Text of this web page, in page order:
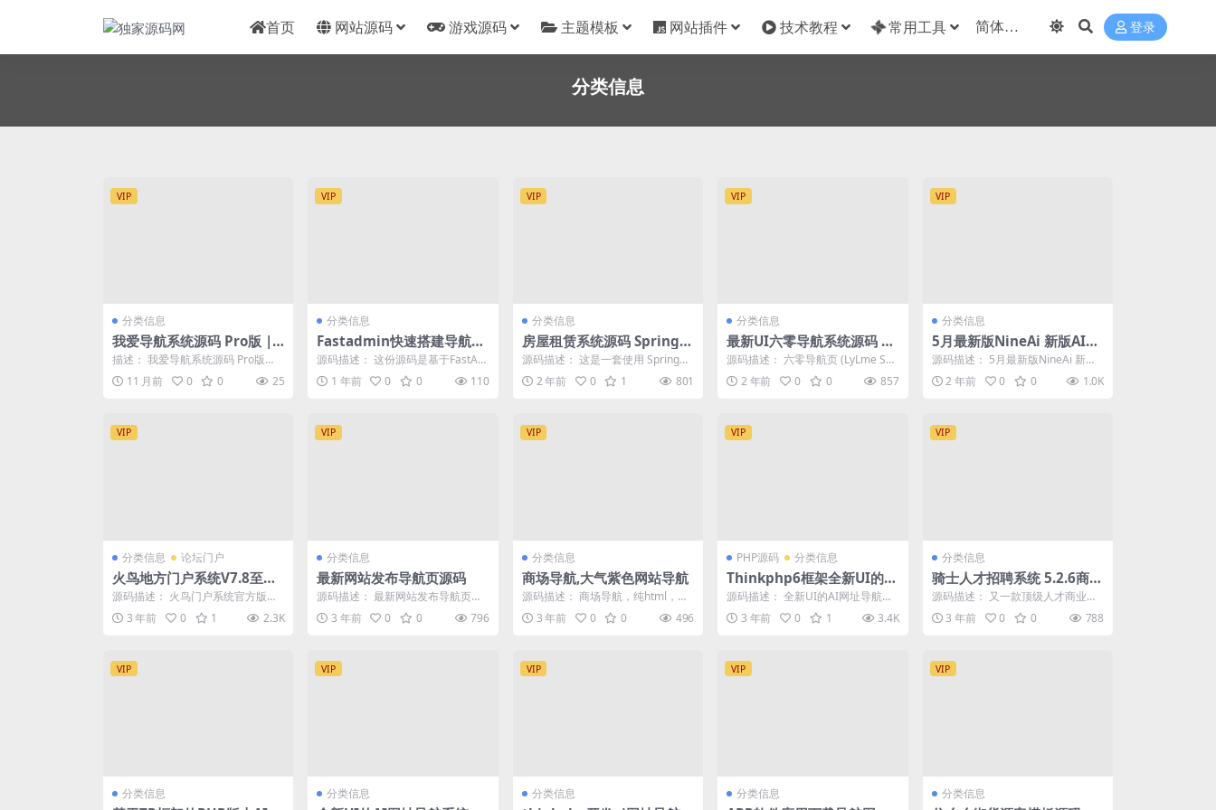
首页 网站源码 游戏源码 主题模板 网站插件 技术教程 常用工具 登录
分类信息
VIP
分类信息
我爱导航系统源码 Pro版 |
网址导航系统 二次开发美化
描述： 我爱导航系统源码 Pro版
| 网址导航系统 二次开发美化 基于
Sit...11 月前 0 0 25
VIP
分类信息
Fastadmin快速搭建导航站
和API接口站点系统
源码描述： 这份源码是基于FastAd
min框架制作的，不仅可以快速搭建
漂亮的导...
1 年前 0 0 110
VIP
分类信息
房屋租赁系统源码 SpringB
oot + Vue 实现全功能解析
源码描述： 这是一套使用 SpringBo
ot 与 Vue 开发的房屋租赁系统源...
2 年前 0 1 801
VIP
分类信息
最新UI六零导航系统源码 |
多模版全开源
源码描述： 六零导航页 (LyLme Spa
ge) 致力于简洁高效无广告的上网
导...2 年前 0 0 857
VIP
分类信息
5月最新版NineAi 新版AI系
统网站源码
源码描述： 5月最新版NineAi 新版A
I系统网站源码， Nine AI.Ch...
2 年前 0 0 1.0K
VIP
分类信息 论坛门户
火鸟地方门户系统V7.8至尊
版免授权+小程序前端+安卓
+IOSAPP源码（稳定版）
源码描述： 火鸟门户系统官方版是
一款专业强大的区域互联网运营平
台的成品建站系统。...
3 年前 0 1 2.3K
VIP
分类信息
最新网站发布导航页源码
源码描述： 最新网站发布导航页源
码 适合做自己的导航页面 相关信息
修改index...
3 年前 0 0 796
VIP
分类信息
商场导航,大气紫色网站导航
源码描述： 商场导航，纯html，上
传虚拟主机或服务器即可使用，自
己替换里面的图...
3 年前 0 0 496
VIP
PHP源码 分类信息
Thinkphp6框架全新UI的AI
网址导航系统源码
源码描述： 全新UI的AI网址导航系
统源码，基于thinkphp6框架开发的
A...3 年前 0 1 3.4K
VIP
分类信息
骑士人才招聘系统 5.2.6商业
版带全部26个插件 可封装a
pp带全部运营和开发手册
源码描述： 又一款顶级人才商业系
统源码，可以在线升级，带全部26
个商业插件，至此...
3 年前 0 0 788
VIP
分类信息
VIP
分类信息
VIP
分类信息
VIP
分类信息
VIP
分类信息